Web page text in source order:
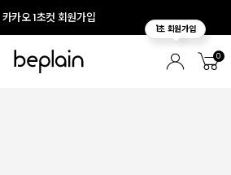
카카오 1초컷 회원가입
0